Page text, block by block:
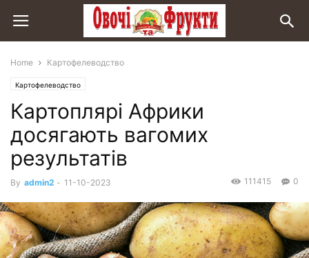
Home Картофелеводство
Картофелеводство
Картоплярі Африки
досягають вагомих
результатів
By admin2 - 11-10-2023 0
111415